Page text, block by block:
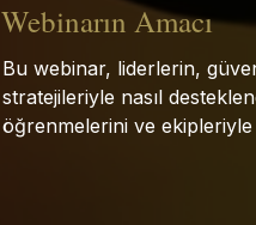
Webinarın Amacı
Bu webinar, liderlerin,
stratejileriyle nasıl
öğrenmelerini ve ekipleriyle